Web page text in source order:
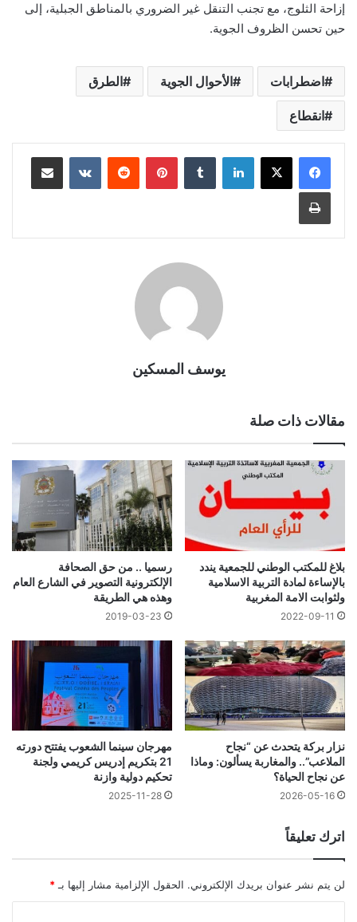
إزاحة الثلوج، مع تجنب التنقل غير الضروري بالمناطق الجبلية، إلى
حين تحسن الظروف الجوية.
اضطرابات الأحوال الجوية الطرق
انقطاع
لينكدإن بينتيريست مشاركة عبر البريد
طباعة
يوسف المسكين
مقالات ذات صلة
بلاغ للمكتب الوطني للجمعية يندد
بالإساءة لمادة التربية الاسلامية
ولثوابت الامة المغربية
2022-09-11
رسميا .. من حق الصحافة
الإلكترونية التصوير في الشارع العام
وهذه هي الطريقة
2019-03-23
نزار بركة يتحدث عن “نجاح
الملاعب”.. والمغاربة يسألون: وماذا
عن نجاح الحياة؟
2026-05-16
مهرجان سينما الشعوب يفتتح دورته
21 بتكريم إدريس كريمي ولجنة
تحكيم دولية وازنة
2025-11-28
اترك تعليقاً
لن يتم نشر عنوان بريدك الإلكتروني. الحقول الإلزامية مشار إليها بـ *